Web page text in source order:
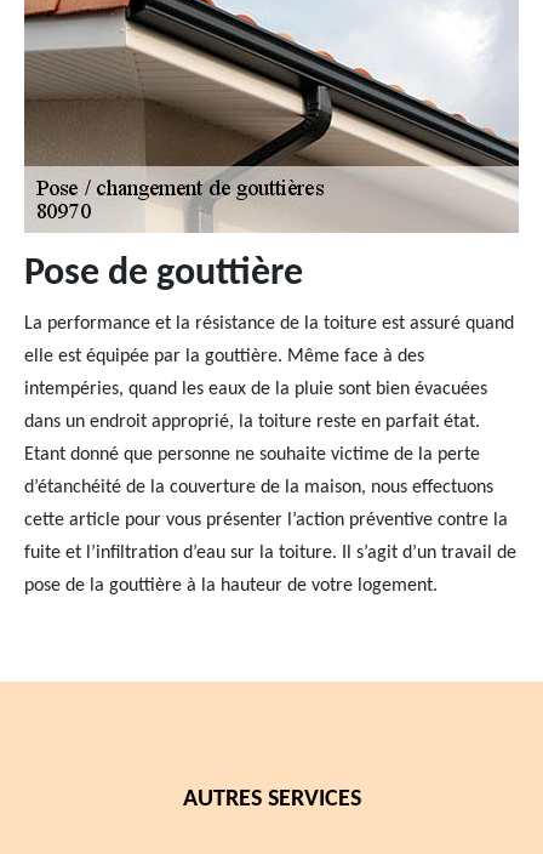
Pose de gouttière
La performance et la résistance de la toiture est assuré quand
elle est équipée par la gouttière. Même face à des
intempéries, quand les eaux de la pluie sont bien évacuées
dans un endroit approprié, la toiture reste en parfait état.
Etant donné que personne ne souhaite victime de la perte
d’étanchéité de la couverture de la maison, nous effectuons
cette article pour vous présenter l’action préventive contre la
fuite et l’infiltration d’eau sur la toiture. Il s’agit d’un travail de
pose de la gouttière à la hauteur de votre logement.
AUTRES SERVICES